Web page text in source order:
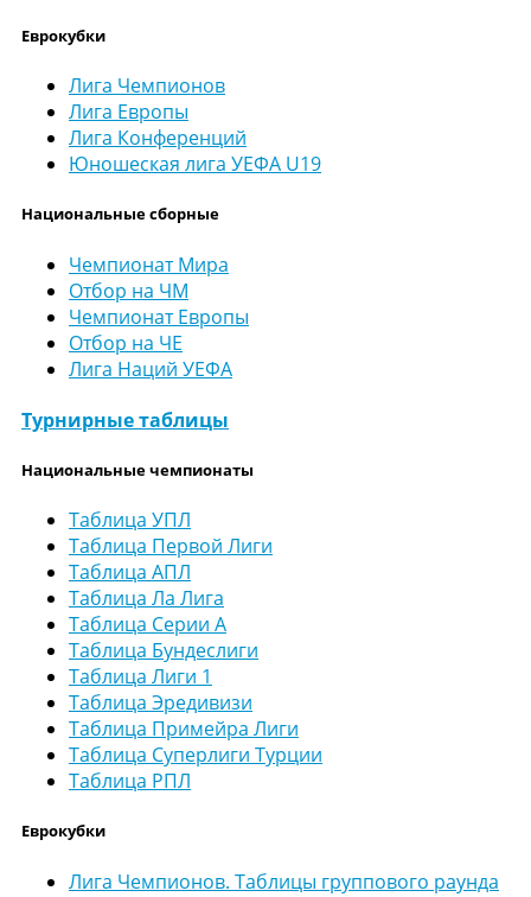
Еврокубки
Лига Чемпионов
Лига Европы
Лига Конференций
Юношеская лига УЕФА U19
Национальные сборные
Чемпионат Мира
Отбор на ЧМ
Чемпионат Европы
Отбор на ЧЕ
Лига Наций УЕФА
Турнирные таблицы
Национальные чемпионаты
Таблица УПЛ
Таблица Первой Лиги
Таблица АПЛ
Таблица Ла Лига
Таблица Серии А
Таблица Бундеслиги
Таблица Лиги 1
Таблица Эредивизи
Таблица Примейра Лиги
Таблица Суперлиги Турции
Таблица РПЛ
Еврокубки
Лига Чемпионов. Таблицы группового раунда